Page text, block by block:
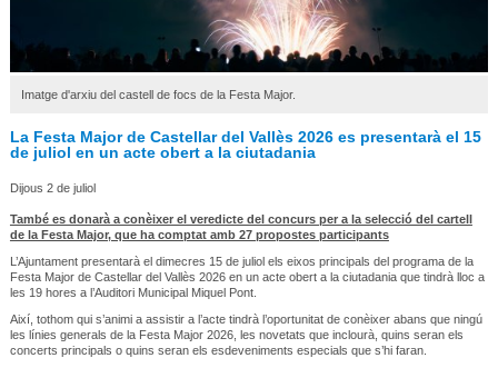
Imatge d'arxiu del castell de focs de la Festa Major.
La Festa Major de Castellar del Vallès 2026 es presentarà el 15
de juliol en un acte obert a la ciutadania
Dijous 2 de juliol
També es donarà a conèixer el veredicte del concurs per a la selecció del cartell
de la Festa Major, que ha comptat amb 27 propostes participants
L’Ajuntament presentarà el dimecres 15 de juliol els eixos principals del programa de la
Festa Major de Castellar del Vallès 2026 en un acte obert a la ciutadania que tindrà lloc a
les 19 hores a l’Auditori Municipal Miquel Pont.
Així, tothom qui s’animi a assistir a l’acte tindrà l’oportunitat de conèixer abans que ningú
les línies generals de la Festa Major 2026, les novetats que inclourà, quins seran els
concerts principals o quins seran els esdeveniments especials que s’hi faran.